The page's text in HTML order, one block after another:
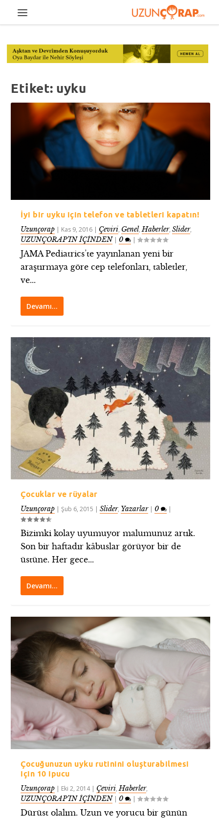
Etiket: uyku
İyi bir uyku için telefon ve tabletleri kapatın!
Uzunçorap | Kas 9, 2016 | Çeviri, Genel,Haberler,Slider,
UZUNÇORAP’IN İÇİNDEN| 0 |
JAMA Pediatrics’te yayınlanan yeni bir
araştırmaya göre cep telefonları, tabletler,
ve...
Devamı…
Çocuklar ve rüyalar
Uzunçorap |Şub 6, 2015 |Slider, Yazarlar| 0 |
Bizimki kolay uyumuyor malumunuz artık.
Son bir haftadır kâbuslar görüyor bir de
üstüne. Her gece...
Devamı…
Çocuğunuzun uyku rutinini oluşturabilmesi
için 10 ipucu
Uzunçorap | Eki 2, 2014| Çeviri,Haberler,
UZUNÇORAP’IN İÇİNDEN| 0 |
Dürüst olalım. Uzun ve yorucu bir günün